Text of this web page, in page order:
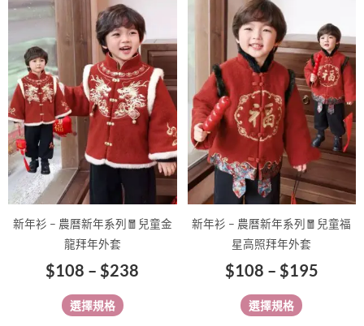
新年衫 – 農曆新年系列🧧兒童金
龍拜年外套
$108 – $238
格
範
圍：
$108
到
$238
選擇規格
產
品
有
多
種
款
式。
可
頁
面
選
擇
選
新年衫 – 農曆新年系列🧧兒童福
星高照拜年外套
$108 – $195
範
圍：
$108
到
$195
選擇規格
產
品
有
多
種
款
式。
可
在
產
頁
面
選
擇
選